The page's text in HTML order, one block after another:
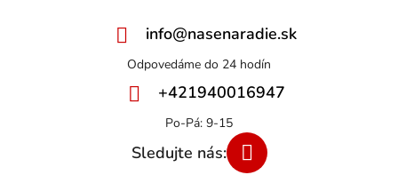
info@nasenaradie.sk
+421940016947